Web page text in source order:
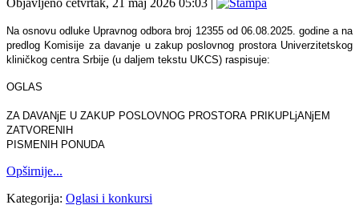
Objavljeno četvrtak, 21 maj 2026 05:03
Na osnovu odluke Upravnog odbora broj 12355 od 06.08.2025. godine a na
predlog Komisije za davanje u zakup poslovnog prostora Univerzitetskog
kliničkog centra Srbije (u dalјem tekstu UKCS) raspisuje:
OGLAS
ZA DAVANјE U ZAKUP POSLOVNOG PROSTORA PRIKUPLjANјEM
ZATVORENIH
PISMENIH PONUDA
Opširnije...
Kategorija: Oglasi i konkursi